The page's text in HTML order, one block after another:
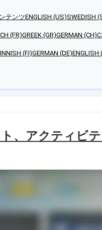
テンツENGLISH (US)SWEDISH
(FR)GREEK (GR)GERMAN (CH)
(FI)GERMAN (DE)ENGLISH
、アクティビ